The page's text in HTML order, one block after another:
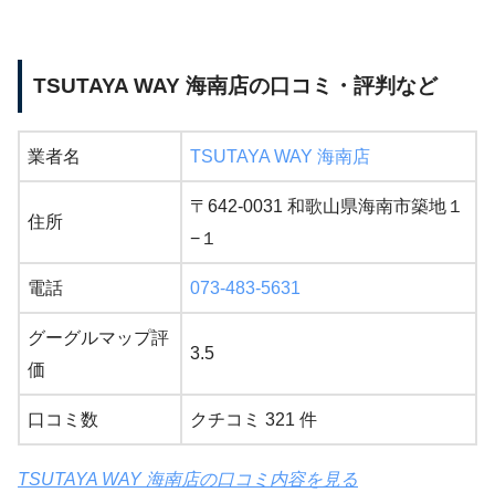
TSUTAYA WAY 海南店の口コミ・評判など
業者名 TSUTAYA WAY 海南店
住所
〒642-0031 和歌山県海南市築地１
−１
電話 073-483-5631
グーグルマップ評
価
3.5
口コミ数 クチコミ 321 件
TSUTAYA WAY 海南店の口コミ内容を見る